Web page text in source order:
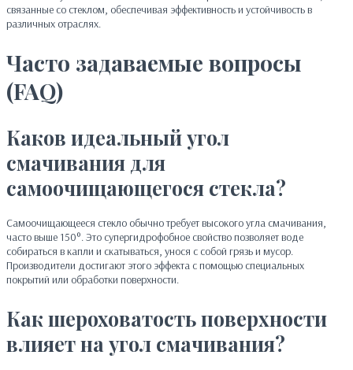
связанные со стеклом, обеспечивая эффективность и устойчивость в
различных отраслях.
Часто задаваемые вопросы
(FAQ)
Каков идеальный угол
смачивания для
самоочищающегося стекла?
Самоочищающееся стекло обычно требует высокого угла смачивания,
часто выше 150°. Это супергидрофобное свойство позволяет воде
собираться в капли и скатываться, унося с собой грязь и мусор.
Производители достигают этого эффекта с помощью специальных
покрытий или обработки поверхности.
Как шероховатость поверхности
влияет на угол смачивания?